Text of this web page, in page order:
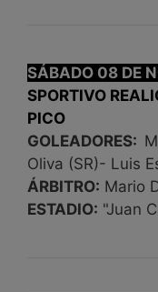
SÁBADO 08 DE
SPORTIVO
PICO
GOLEADORES:
Oliva (SR)- Luis
ÁRBITRO: Mario
ESTADIO: "Juan